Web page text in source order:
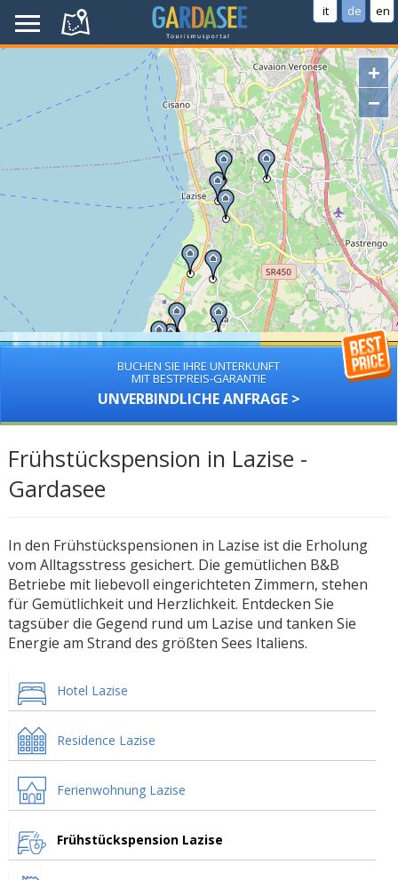
it de en
+
−
BUCHEN SIE IHRE UNTERKUNFT
MIT BESTPREIS-GARANTIE
UNVERBINDLICHE ANFRAGE >
Frühstückspension in Lazise -
Gardasee
In den Frühstückspensionen in Lazise ist die Erholung
vom Alltagsstress gesichert. Die gemütlichen B&B
Betriebe mit liebevoll eingerichteten Zimmern, stehen
für Gemütlichkeit und Herzlichkeit. Entdecken Sie
tagsüber die Gegend rund um Lazise und tanken Sie
Energie am Strand des größten Sees Italiens.
Hotel Lazise
Residence Lazise
Ferienwohnung Lazise
Frühstückspension Lazise